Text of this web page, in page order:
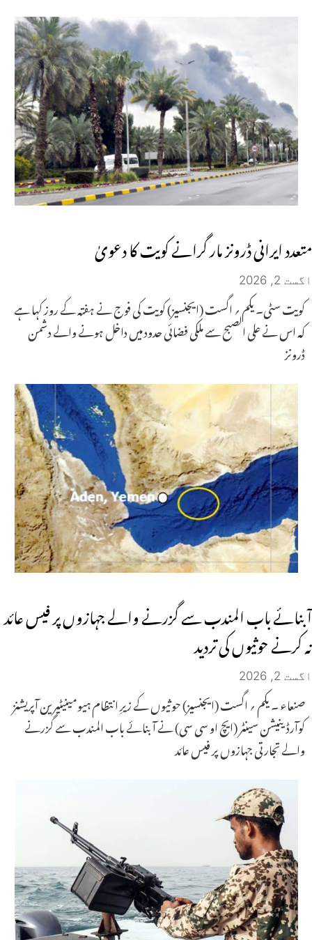
متعدد ایرانی ڈرونز مار گرانے کویت کا دعویٰ
اگست 2, 2026
کویت سٹی۔ یکم ؍ اگست (ایجنسیز) کویت کی فوج نے ہفتہ کے روز کہا ہے
کہ اس نے علی الصبح سے ملکی فضائی حدود میں داخل ہونے والے دشمن
ڈرونز
آبنائے باب المندب سے گزرنے والے جہازوں پر فیس عائد
نہ کرنے حوثیوں کی تردید
اگست 2, 2026
صنعاء ۔ یکم ؍ اگست (ایجنسیز) حوثیوں کے زیرِ انتظام ہیومینیٹیرین آپریشنز
کوآرڈینیشن سینٹر (ایچ او سی سی) نے آبنائے باب المندب سے گزرنے
والے تجارتی جہازوں پر فیس عائد